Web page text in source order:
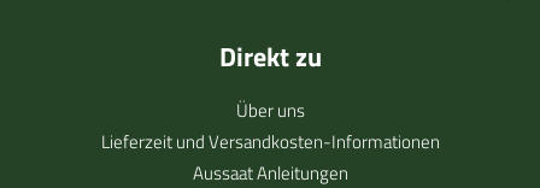
Direkt zu
Über uns
Lieferzeit und Versandkosten-Informationen
Aussaat Anleitungen